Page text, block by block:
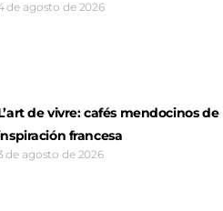
de agosto de 2026
de vivre: cafés mendocinos de
francesa
de agosto de 2026